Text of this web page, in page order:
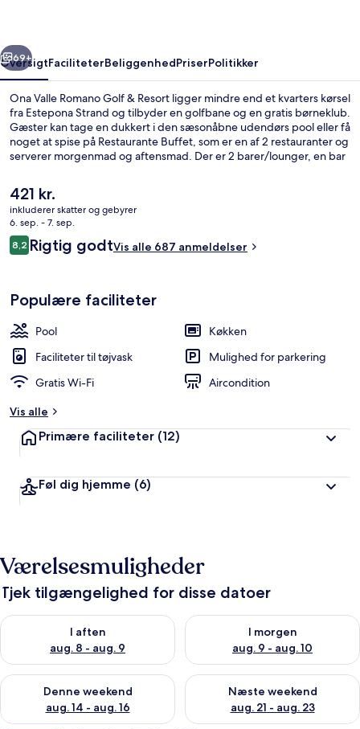
Næste
69+
OversigtFaciliteterBeliggenhedPriserPolitikker
Ona Valle Romano Golf & Resort ligger mindre end et kvarters kørsel
fra Estepona Strand og tilbyder en golfbane og en gratis børneklub.
Gæster kan tage en dukkert i den sæsonåbne udendørs pool eller få
noget at spise på Restaurante Buffet, som er en af 2 restauranter og
serverer morgenmad og aftensmad. Der er 2 barer/lounger, en bar
vaskemaskine/tørretumbler. Rejsende har kun godt at sige om
stedets hjælpsomme personale.
Den
nuværende
pris
er
421 kr.
421 kr.
inkluderer skatter og gebyrer
6. sep. - 7. sep.
Anmeldelser
8,28,2 ud af 10.
Rigtig godtVis alle 687 anmeldelser
Populære faciliteter
Pool
Køkken
Faciliteter til tøjvask
Mulighed for parkering
Gratis Wi-Fi
Aircondition
Vis alle
Primære faciliteter (12)
Føl dig hjemme (6)
Værelsesmuligheder
Tjek tilgængelighed for disse datoer
I aften
aug. 8 - aug. 9
Tjek tilgængelighed for i aften aug. 8 - aug. 9
I morgen
aug. 9 - aug. 10
Tjek tilgængelighed for i
Denne weekend
aug. 14 - aug. 16
Tjek tilgængelighed for denne weekend aug. 14 - aug. 16
Næste weekend
aug. 21 - aug. 23
Tjek tilgængelighed for næste